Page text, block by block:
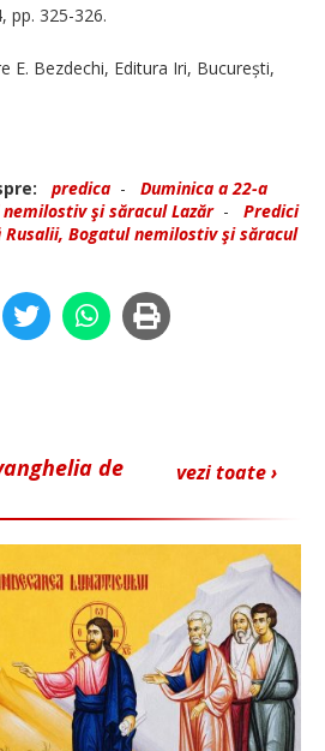
pp. 325-326.
E. Bezdechi, Editura Iri, București,
predica - Duminica a 22-a
şi săracul Lazăr- Predici
Rusalii, Bogatul nemilostiv şi săracul
vezi toate ›
de